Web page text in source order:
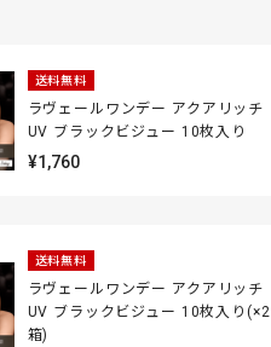
送料無料
ラヴェールワンデー アクアリッチ
UV ブラックビジュー 10枚入り
¥1,760
送料無料
ラヴェールワンデー アクアリッチ
UV ブラックビジュー 10枚入り(×2
箱)